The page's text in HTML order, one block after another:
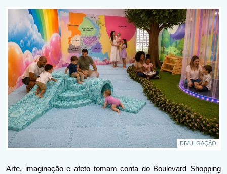
DIVULGAÇÃO
Arte, imaginação e afeto tomam conta do Boulevard Shopping